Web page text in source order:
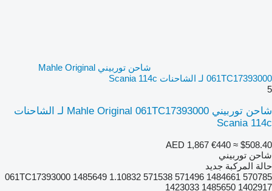
شاحن توربيني Mahle Original
061TC17393000 لـ الشاحنات Scania 114c
5
شاحن توربيني Mahle Original 061TC17393000 لـ الشاحنات
Scania 114c
AED 1,867 €440 ≈ $508.40
شاحن توربيني
حالة المركبة جديد
061TC17393000 1485649 1.10832 571538 571496 1484661 570785
1423033 1485650 1402917